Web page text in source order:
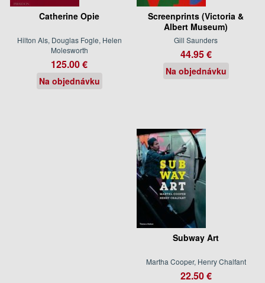
Catherine Opie
Hilton Als, Douglas Fogle, Helen
Molesworth
125.00 €
Na objednávku
Screenprints (Victoria &
Albert Museum)
Gill Saunders
44.95 €
Na objednávku
Subway Art
Martha Cooper, Henry Chalfant
22.50 €